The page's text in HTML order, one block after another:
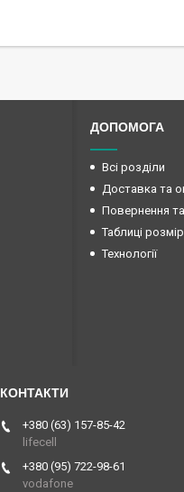
ДОПОМОГА
Всі розділи
Доставка та
Повернення
Таблиці
Технології
+380 (63) 157-85-42
lifecell
+380 (95) 722-98-61
vodafone